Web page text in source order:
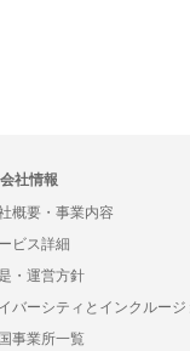
会社情報
概要・事業内容
ビス詳細
・運営方針
バーシティとインクルージ
事業所一覧